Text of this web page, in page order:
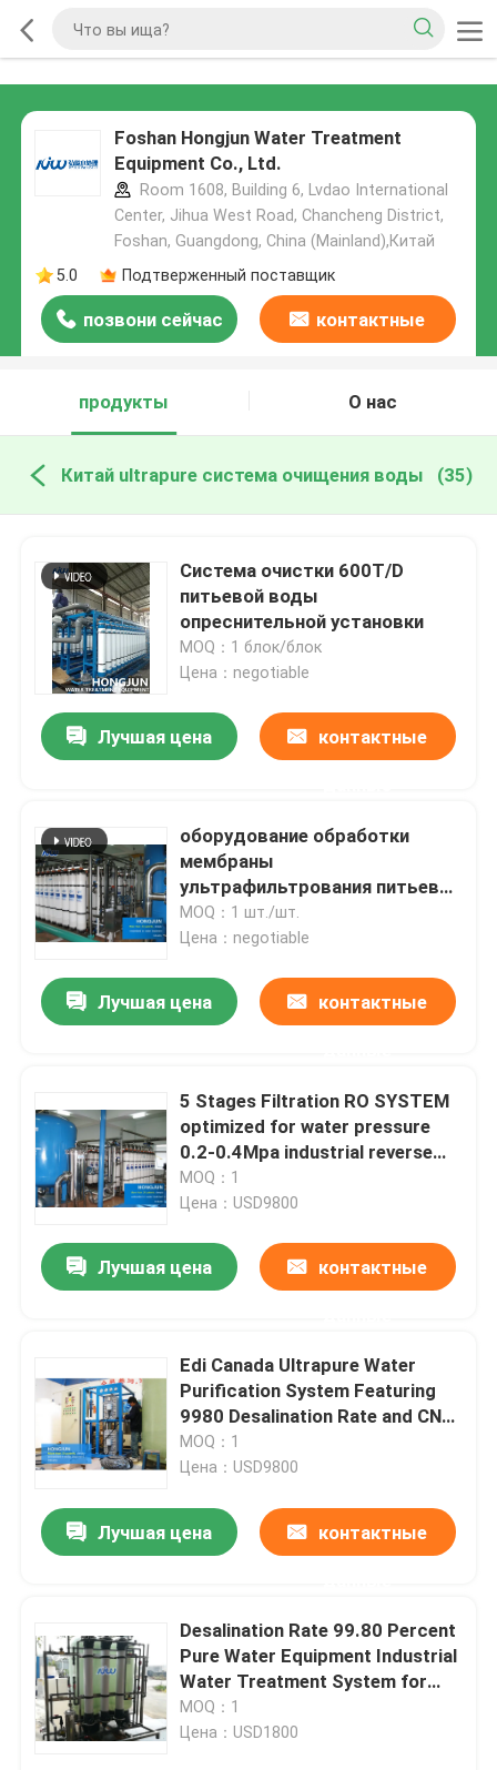
Foshan Hongjun Water Treatment
Equipment Co., Ltd.
Room 1608, Building 6, Lvdao International
Center, Jihua West Road, Chancheng District,
Foshan, Guangdong, China (Mainland),Китай
5.0
Подтверженный поставщик
позвони сейчас контактные
продукты
О нас
Китай ultrapure система очищения воды (35)
Система очистки 600T/D
питьевой воды
опреснительной установки
MOQ：1 блок/блок
Цена：negotiable
Лучшая цена контактные
оборудование обработки
мембраны
ультрафильтрования питьевой
воды Ultrapure системы
очистки воды 2200t/D сразу
MOQ：1 шт./шт.
Цена：negotiable
Лучшая цена контактные
5 Stages Filtration RO SYSTEM
optimized for water pressure
0.2-0.4Mpa industrial reverse
osmosis water filtration system
MOQ：1
Цена：USD9800
Лучшая цена контактные
Edi Canada Ultrapure Water
Purification System Featuring
9980 Desalination Rate and CNP
Or Pump Ideal for Laboratories
MOQ：1
Цена：USD9800
Лучшая цена контактные
Desalination Rate 99.80 Percent
Pure Water Equipment Industrial
Water Treatment System for
Commercial
MOQ：1
Цена：USD1800